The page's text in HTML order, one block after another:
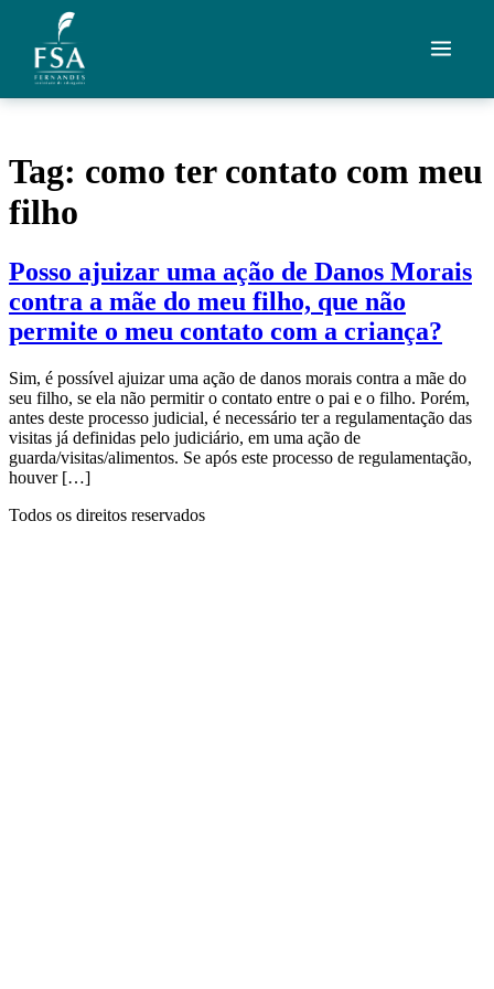
Ir para o conteúdo
Áreas de Atuação
Credenciais
Contato
Fale com um advogado
Tag: como ter contato com meu
filho
Posso ajuizar uma ação de Danos Morais
contra a mãe do meu filho, que não
permite o meu contato com a criança?
Sim, é possível ajuizar uma ação de danos morais contra a mãe do
seu filho, se ela não permitir o contato entre o pai e o filho. Porém,
antes deste processo judicial, é necessário ter a regulamentação das
visitas já definidas pelo judiciário, em uma ação de
guarda/visitas/alimentos. Se após este processo de regulamentação,
houver […]
Todos os direitos reservados